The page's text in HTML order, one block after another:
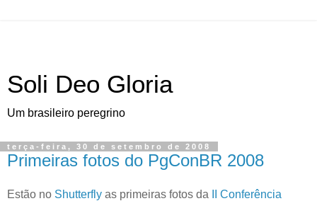
Soli Deo Gloria
Um brasileiro peregrino
terça-feira, 30 de setembro de 2008
Primeiras fotos do PgConBR 2008
Estão no Shutterfly as primeiras fotos da
II Conferência